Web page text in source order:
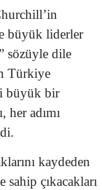
büyük liderler
sözüyle dile
Türkiye
büyük bir
her adımı
kaydeden
çıkacakları